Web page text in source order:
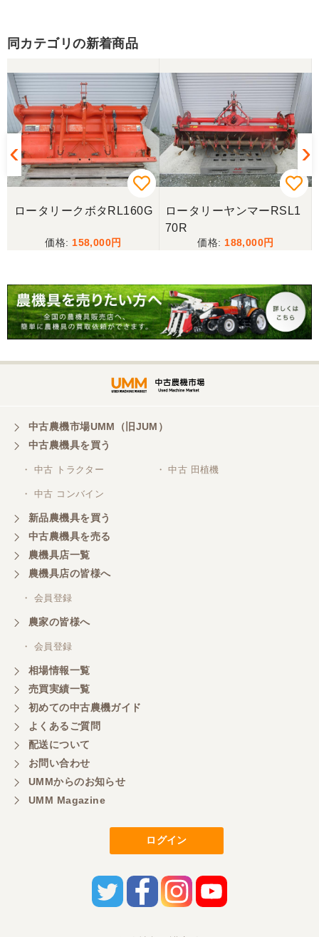
同カテゴリの新着商品
ロータリークボタRL160G
158,000
ロータリーヤンマーRSL1
70R
188,000
中古農機市場UMM（旧JUM）
中古農機具を買う
・ 中古 トラクター ・ 中古 田植機
・ 中古 コンバイン
新品農機具を買う
中古農機具を売る
農機具店一覧
農機具店の皆様へ
・ 会員登録
農家の皆様へ
・ 会員登録
相場情報一覧
売買実績一覧
初めての中古農機ガイド
よくあるご質問
配送について
お問い合わせ
UMMからのお知らせ
UMM Magazine
ログイン